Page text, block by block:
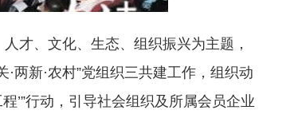
才、文化、生态、组织振兴为主题，
两新·农村”党组织三共建工作，组织动
’”行动，引导社会组织及所属会员企业